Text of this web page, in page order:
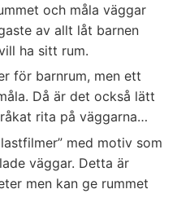
och måla väggar
av allt låt barnen
ha sitt rum.
för barnrum, men ett
Då är det också lätt
rita på väggarna…
med motiv som
väggar. Detta är
men kan ge rummet